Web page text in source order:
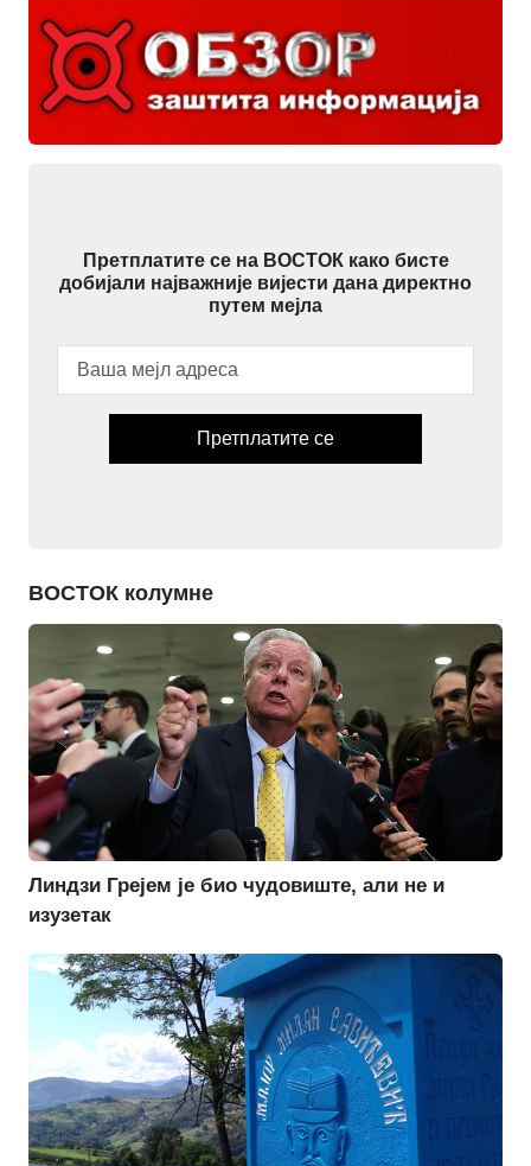
Претплатите се на ВОСТОК како бисте
добијали најважније вијести дана директно
путем мејла
Претплатите се
ВОСТОК колумне
Линдзи Грејем је био чудовиште, али не и
изузетак